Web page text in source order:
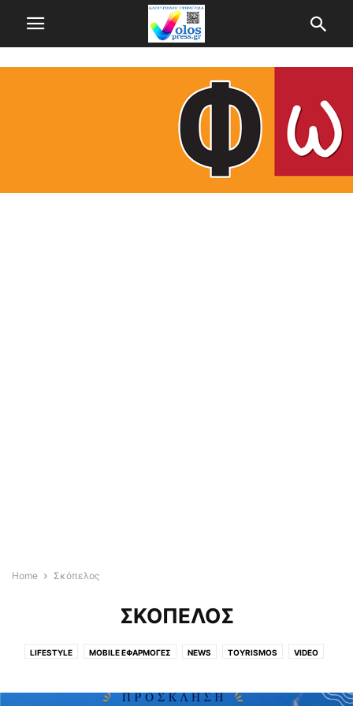
Home Σκόπελος
ΣΚΌΠΕΛΟΣ
LIFESTYLE MOBILE ΕΦΑΡΜΟΓΈΣ NEWS TOYRISMOS VIDEO
ΑΕΡΟΦΩΤΟΓΡΑΦΙΕΣ ΑΘΗΝΑ ΑΛΜΥΡΌΣ ΑΛΌΝΝΗΣΟΣ ΑΠΌΨΕΙΣ